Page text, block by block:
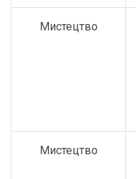
Мистецтво
Мистецтво